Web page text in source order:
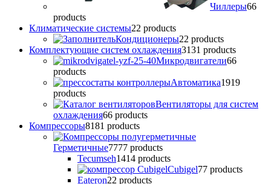
Чиллеры66
products
Климатические системы22 products
Кондиционеры22 products
Комплектующие систем охлаждения3131 products
Микродвигатели66
products
Автоматика1919
products
Вентиляторы для систем
охлаждения66 products
Компрессоры8181 products
Герметичные7777 products
Tecumseh1414 products
Cubigel77 products
Eateron22 products